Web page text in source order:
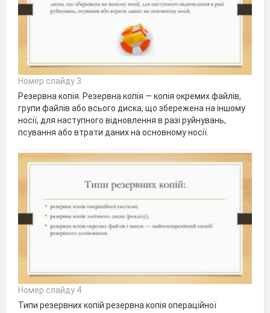
Номер слайду 3
Резервна копія. Резервна копія — копія окремих файлів,
групи файлів або всього диска, що збережена на іншому
носії, для на­ступного відновлення в разі руйнувань,
псування або втрати даних на основному носії.
Номер слайду 4
Типи резервних копій:резервна копія операційної